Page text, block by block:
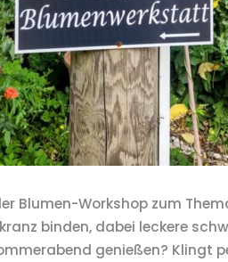
Blumen-Workshop zum
binden, dabei leckere
genießen? Klingt